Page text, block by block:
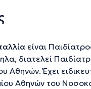
είναι
διατελεί
Αθηνών. Έχει
Αθηνών του